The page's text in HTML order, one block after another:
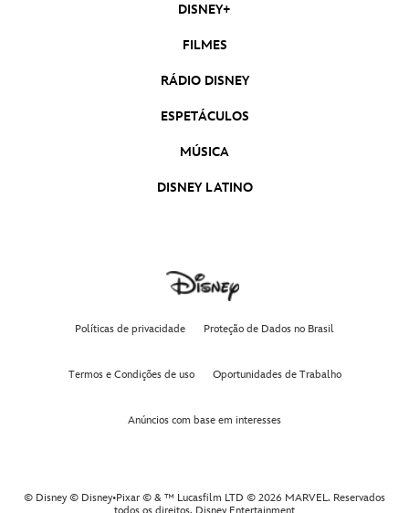
Moana 2 | Teaser Trailer Oficial Dublado
Dublado
Mufasa: O Rei Leão
As Marvels
Wish: O Poder dos Desejos | Trailer Oficial
DISNEY+
FILMES
RÁDIO DISNEY
ESPETÁCULOS
MÚSICA
DISNEY LATINO
Políticas de privacidade Proteção de Dados no Brasil
Termos e Condições de uso Oportunidades de Trabalho
Anúncios com base em interesses
© Disney © Disney•Pixar © & ™ Lucasfilm LTD © 2026 MARVEL. Reservados